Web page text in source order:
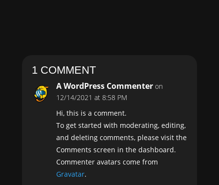
1 COMMENT
A WordPress Commenter on
12/14/2021 at 8:58 PM
Hi, this is a comment.
To get started with moderating, editing,
and deleting comments, please visit the
Comments screen in the dashboard.
Commenter avatars come from
Gravatar.